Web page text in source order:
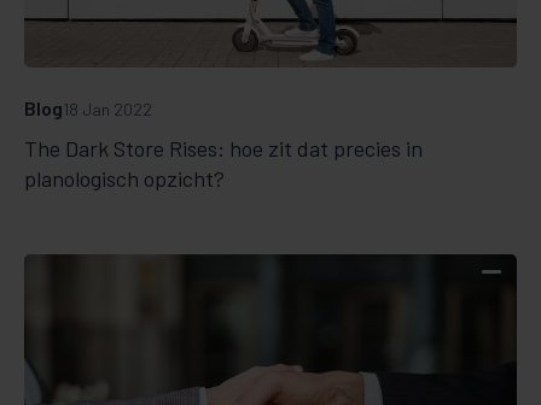
The Dark Store Rises: hoe zit dat precies in
planologisch opzicht?
Blog18 Jan 2022